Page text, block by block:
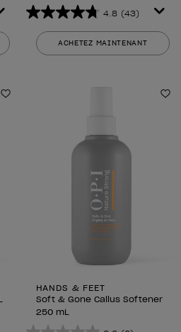
4.8 (43)
4.8
sur
5
ACHETEZ MAINTENANT
Ajouter aux favoris
HANDS & FEET
Soft & Gone Callus Softener
250 mL